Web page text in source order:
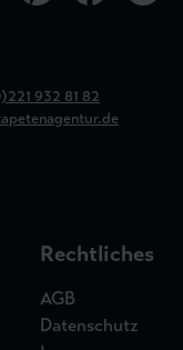
932 81 82
Rechtliches
AGB
Datenschutz